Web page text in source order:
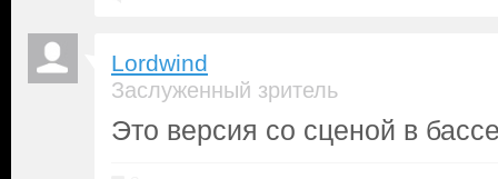
Lordwind
Заслуженный зритель
Это версия со сценой в